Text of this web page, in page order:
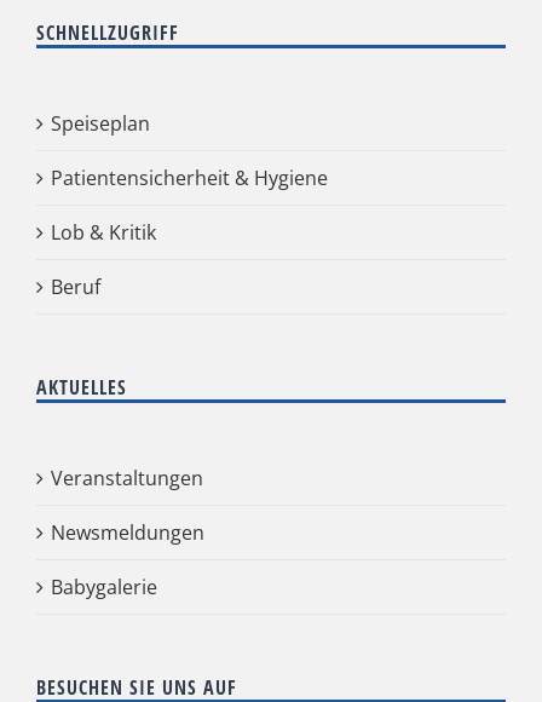
SCHNELLZUGRIFF
Speiseplan
Patientensicherheit & Hygiene
Lob & Kritik
Beruf
AKTUELLES
Veranstaltungen
Newsmeldungen
Babygalerie
BESUCHEN SIE UNS AUF